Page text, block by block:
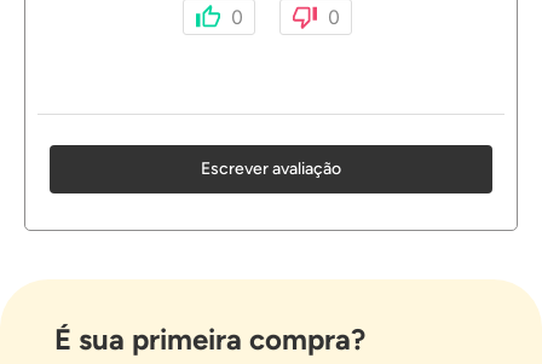
0 0
Escrever avaliação
É sua primeira compra?